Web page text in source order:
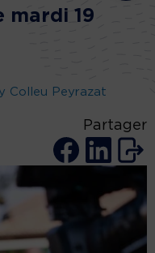
mardi 19
Colleu Peyrazat
Partager